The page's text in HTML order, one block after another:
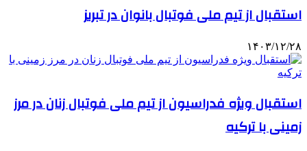
استقبال از تیم ملی فوتبال بانوان در تبریز
۱۴۰۳/۱۲/۲۸
استقبال ویژه فدراسیون از تیم ملی فوتبال زنان در مرز
زمینی با ترکیه